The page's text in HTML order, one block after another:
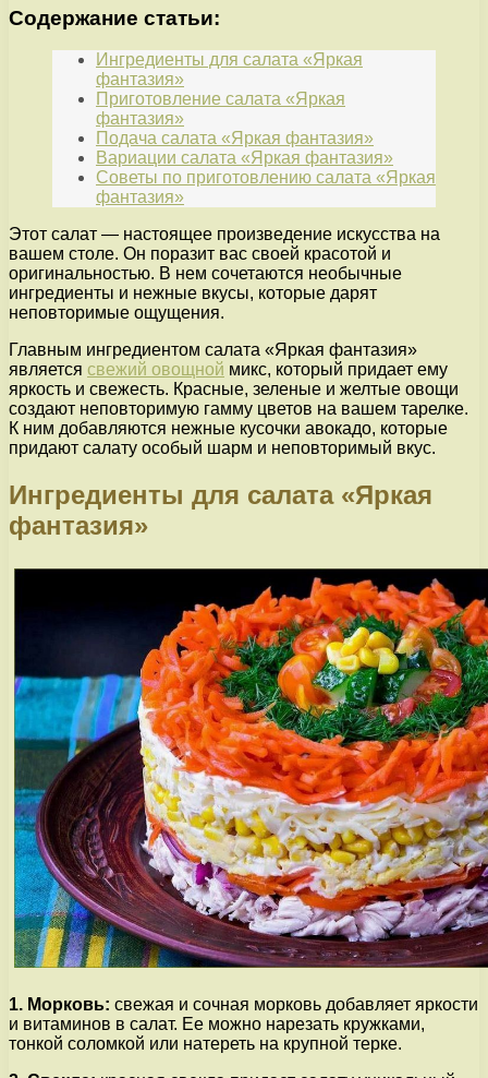
Содержание статьи:
Ингредиенты для салата «Яркая
фантазия»
Приготовление салата «Яркая
фантазия»
Подача салата «Яркая фантазия»
Вариации салата «Яркая фантазия»
Советы по приготовлению салата «Яркая
фантазия»
Этот салат — настоящее произведение искусства на
вашем столе. Он поразит вас своей красотой и
оригинальностью. В нем сочетаются необычные
ингредиенты и нежные вкусы, которые дарят
неповторимые ощущения.
Главным ингредиентом салата «Яркая фантазия»
является свежий овощной микс, который придает ему
яркость и свежесть. Красные, зеленые и желтые овощи
создают неповторимую гамму цветов на вашем тарелке.
К ним добавляются нежные кусочки авокадо, которые
придают салату особый шарм и неповторимый вкус.
Ингредиенты для салата «Яркая
фантазия»
1. Морковь: свежая и сочная морковь добавляет яркости
и витаминов в салат. Ее можно нарезать кружками,
тонкой соломкой или натереть на крупной терке.